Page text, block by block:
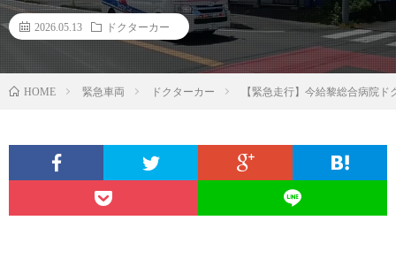
2026.05.13 ドクターカー
HOME 緊急車両 ドクターカー 【緊急走行】今給黎総合病院ド